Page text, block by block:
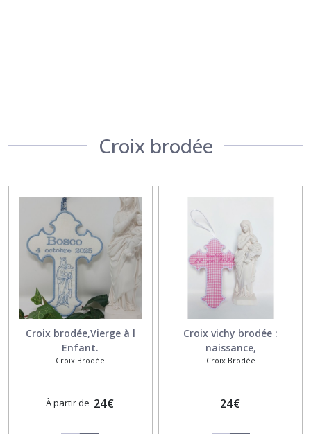
Croix brodée
Croix brodée,Vierge à l
Enfant.
Croix Brodée
À partir de 24€
Croix vichy brodée :
naissance,
baptême,communion
Croix Brodée
24€